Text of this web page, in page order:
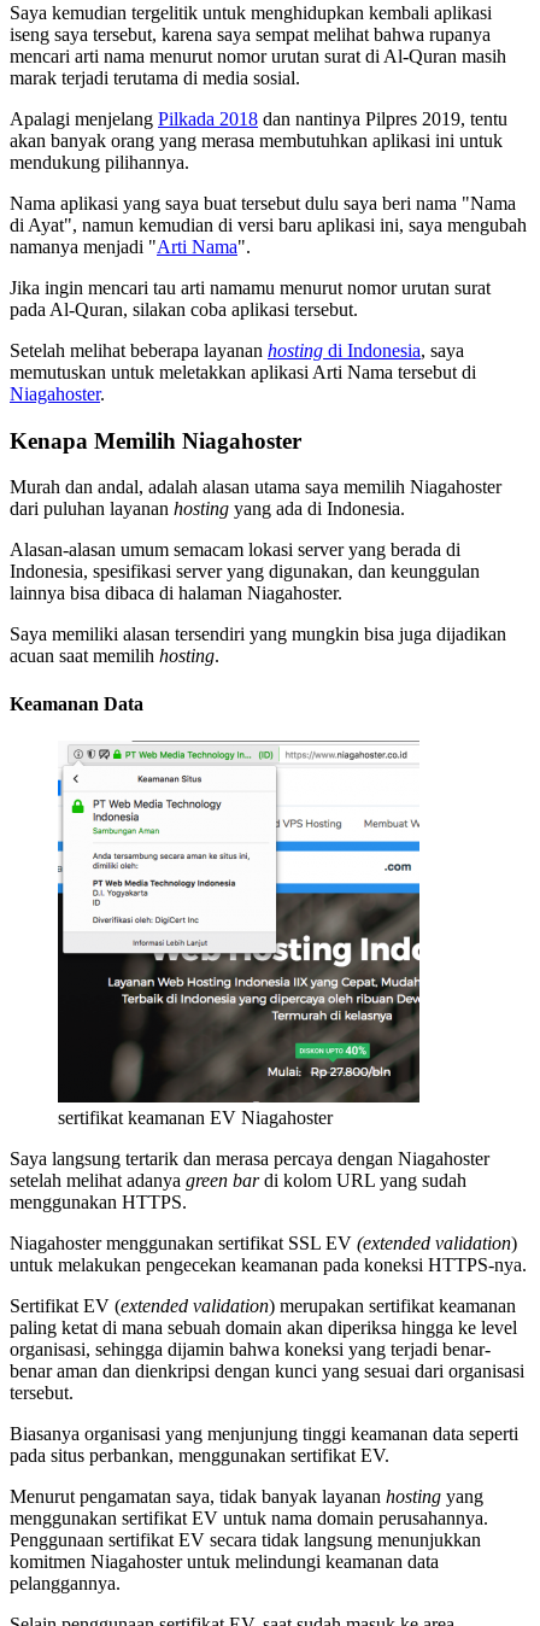
Saya kemudian tergelitik untuk menghidupkan kembali aplikasi
iseng saya tersebut, karena saya sempat melihat bahwa rupanya
mencari arti nama menurut nomor urutan surat di Al-Quran masih
marak terjadi terutama di media sosial.
Apalagi menjelang Pilkada 2018 dan nantinya Pilpres 2019, tentu
akan banyak orang yang merasa membutuhkan aplikasi ini untuk
mendukung pilihannya.
Nama aplikasi yang saya buat tersebut dulu saya beri nama "Nama
di Ayat", namun kemudian di versi baru aplikasi ini, saya mengubah
namanya menjadi "Arti Nama".
Jika ingin mencari tau arti namamu menurut nomor urutan surat
pada Al-Quran, silakan coba aplikasi tersebut.
Setelah melihat beberapa layanan hosting di Indonesia, saya
memutuskan untuk meletakkan aplikasi Arti Nama tersebut di
Niagahoster.
Kenapa Memilih Niagahoster
Murah dan andal, adalah alasan utama saya memilih Niagahoster
dari puluhan layanan hosting yang ada di Indonesia.
Alasan-alasan umum semacam lokasi server yang berada di
Indonesia, spesifikasi server yang digunakan, dan keunggulan
lainnya bisa dibaca di halaman Niagahoster.
Saya memiliki alasan tersendiri yang mungkin bisa juga dijadikan
acuan saat memilih hosting.
Keamanan Data
sertifikat keamanan EV Niagahoster
Saya langsung tertarik dan merasa percaya dengan Niagahoster
setelah melihat adanya green bardi kolom URL yang sudah
menggunakan HTTPS.
Niagahoster menggunakan sertifikat SSL EV (extended validation)
untuk melakukan pengecekan keamanan pada koneksi HTTPS-nya.
Sertifikat EV (extended validation) merupakan sertifikat keamanan
paling ketat di mana sebuah domain akan diperiksa hingga ke level
organisasi, sehingga dijamin bahwa koneksi yang terjadi benar-
benar aman dan dienkripsi dengan kunci yang sesuai dari organisasi
tersebut.
Biasanya organisasi yang menjunjung tinggi keamanan data seperti
pada situs perbankan, menggunakan sertifikat EV.
Menurut pengamatan saya, tidak banyak layanan hosting yang
menggunakan sertifikat EV untuk nama domain perusahannya.
Penggunaan sertifikat EV secara tidak langsung menunjukkan
komitmen Niagahoster untuk melindungi keamanan data
pelanggannya.